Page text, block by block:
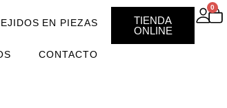
EN PIEZAS
CONTACTO
TIENDA
ONLINE
0